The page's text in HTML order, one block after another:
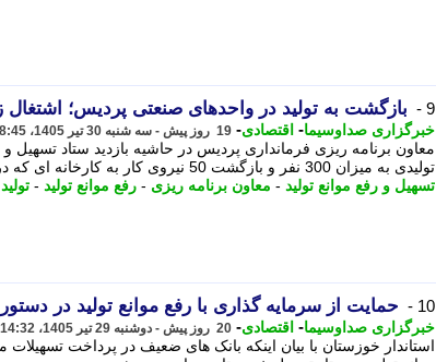
9 - بازگشت به تولید در واحدهای صنعتی پردیس؛ اشتغال زایی برای
خبرگزاری صداوسیما- اقتصادی- 19 روز پیش - سه شنبه 30 تیر 1405، 18:45
معاون برنامه ریزی فرمانداری پردیس در حاشیه بازدید ستاد تسهیل
تولیدی به میزان 300 نفر و بازگشت 50 نیروی کار به کارخانه ای که در حوادث ...
تسهیل و رفع موانع تولید - معاون برنامه ریزی - رفع موانع تولید - تولید
10 - حمایت از سرمایه گذاری با رفع موانع تولید در
خبرگزاری صداوسیما- اقتصادی- 20 روز پیش - دوشنبه 29 تیر 1405، 14:32
استاندار خوزستان با بیان اینکه بانک های ضعیف در پرداخت